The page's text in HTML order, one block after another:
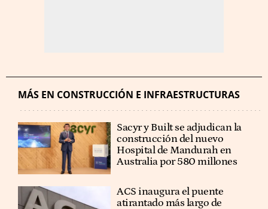
MÁS EN CONSTRUCCIÓN E INFRAESTRUCTURAS
Sacyr y Built se adjudican la
construcción del nuevo
Hospital de Mandurah en
Australia por 580 millones
ACS inaugura el puente
atirantado más largo de